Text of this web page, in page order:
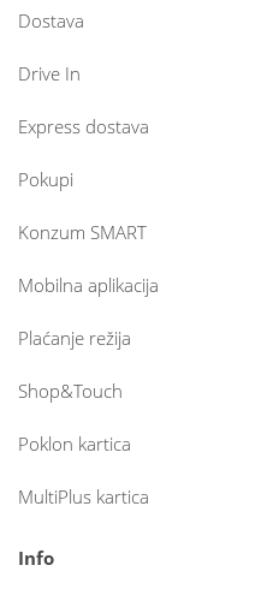
Dostava
Drive In
Express dostava
Pokupi
Konzum SMART
Mobilna aplikacija
Plaćanje režija
Shop&Touch
Poklon kartica
MultiPlus kartica
Info